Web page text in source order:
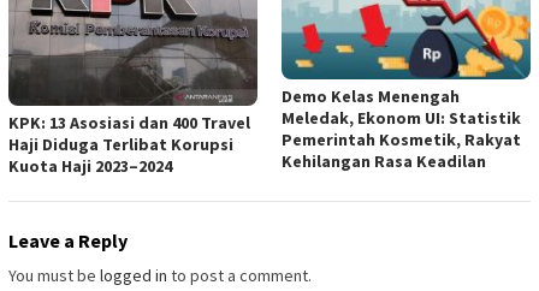
KPK: 13 Asosiasi dan 400 Travel
Haji Diduga Terlibat Korupsi
Kuota Haji 2023–2024
Demo Kelas Menengah
Meledak, Ekonom UI: Statistik
Pemerintah Kosmetik, Rakyat
Kehilangan Rasa Keadilan
Leave a Reply
You must be logged in to post a comment.